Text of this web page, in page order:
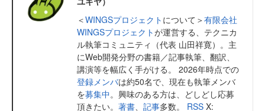
＜WINGSプロジェクト について＞有限会社
WINGSプロジェクトが運営する、テクニカ
ル執筆コミュニティ（代表 山田祥寛）。主
にWeb開発分野の書籍／記事執筆、翻訳、
講演等を幅広く手がける。 2026年時点での
登録メンバは約50名で、現在も執筆メンバ
を募集中。興味のある方は、どしどし応募
頂きたい。 著書 記事多数。 RSS X: